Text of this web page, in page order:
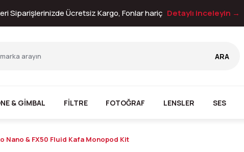
Siparişlerinizde Ücretsiz Kargo, Fonlar hariç Detaylı inceleyin →
ARA
& GİMBAL FİLTRE FOTOĞRAF LENSLER SES
Nano & FX50 Fluid Kafa Monopod Kit